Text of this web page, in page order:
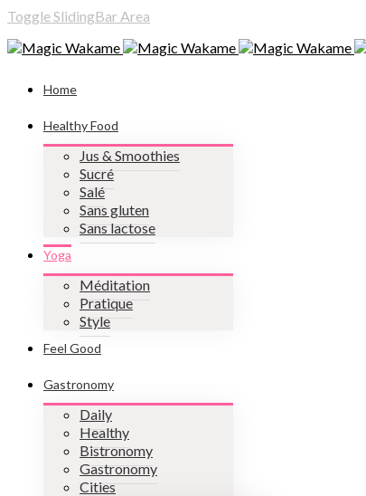
Toggle SlidingBar Area
Home
Healthy Food
Jus & Smoothies
Sucré
Salé
Sans gluten
Sans lactose
Yoga
Méditation
Pratique
Style
Feel Good
Gastronomy
Daily
Healthy
Bistronomy
Gastronomy
Cities